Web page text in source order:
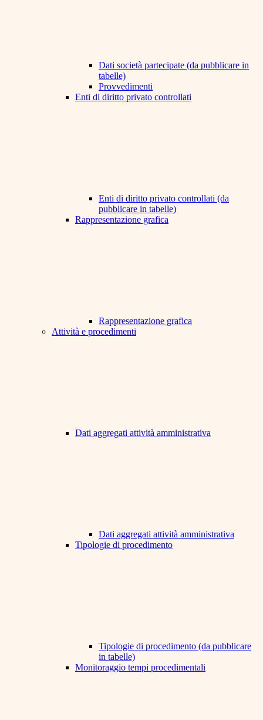
Dati società partecipate (da pubblicare in
tabelle)
Provvedimenti
Enti di diritto privato controllati
Enti di diritto privato controllati (da
pubblicare in tabelle)
Rappresentazione grafica
Rappresentazione grafica
Attività e procedimenti
Dati aggregati attività amministrativa
Dati aggregati attività amministrativa
Tipologie di procedimento
Tipologie di procedimento (da pubblicare
in tabelle)
Monitoraggio tempi procedimentali